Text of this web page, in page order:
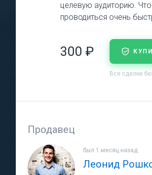
целевую аудиторию.
проводиться очень
300 ₽
Все сделки
Продавец
был 1 месяц назад
Леонид